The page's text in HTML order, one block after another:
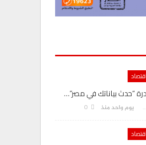
اقتصاد
“حدث بياناتك في مصر”…
AKHERALANBAAEG يوم واحد منذ
اقتصاد